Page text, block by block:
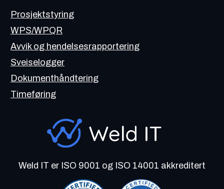
Prosjektstyring
WPS/WPQR
Avvik og hendelsesrapportering
Sveiselogger
Dokumenthåndtering
Timeføring
Weld IT er ISO 9001 og ISO 14001 akkreditert